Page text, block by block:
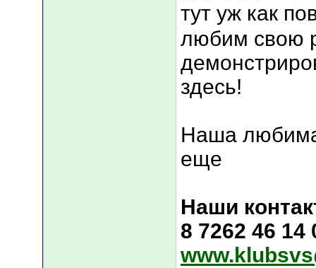
тут уж как
любим свою
здесь!
Наша
еще
Наши
8 7262 46 14